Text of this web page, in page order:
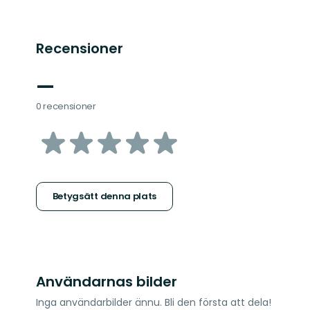
Recensioner
—
0 recensioner
av
stjärnor
Betygsätt denna plats
Användarnas bilder
Inga användarbilder ännu. Bli den första att dela!